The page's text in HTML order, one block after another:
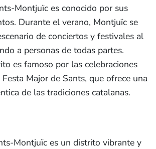
Montjuïc es conocido por sus
Durante el verano, Montjuïc se
de conciertos y festivales al
a personas de todas partes.
es famoso por las celebraciones
Major de Sants, que ofrece una
de las tradiciones catalanas.
Montjuïc es un distrito vibrante y